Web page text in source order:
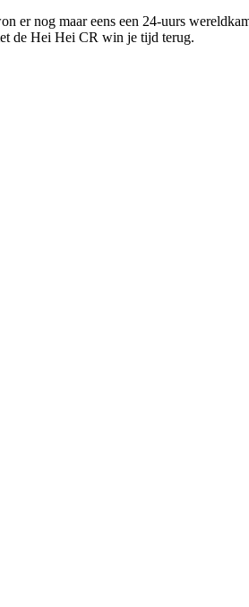
nog maar eens een 24-uurs
de Hei Hei CR win je tijd terug.